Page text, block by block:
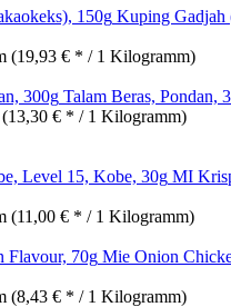
Kuping Gadjah
(19,93 € * / 1 Kilogramm)
Talam Beras, Pondan,
(13,30 € * / 1 Kilogramm)
MI
(11,00 € * / 1 Kilogramm)
Mie Onion
(8,43 € * / 1 Kilogramm)